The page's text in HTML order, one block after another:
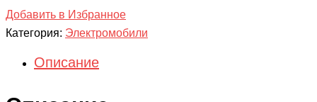
Добавить в Избранное
Категория: Электромобили
Описание